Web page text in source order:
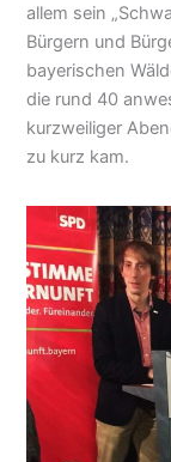
allem sein
Bürgern und
bayerischen
die rund 40
kurzweiliger
zu kurz kam.